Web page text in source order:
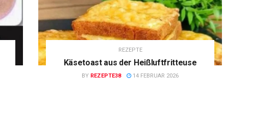
REZEPTE
Käsetoast aus der Heißluftfritteuse
BY REZEPTE38 14 FEBRUAR 2026